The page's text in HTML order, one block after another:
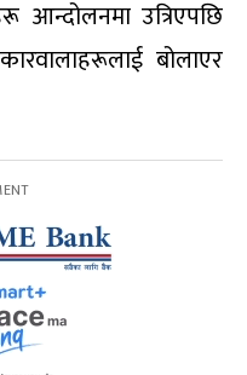
आन्दोलनमा उत्रिएपछि
बोलाएर